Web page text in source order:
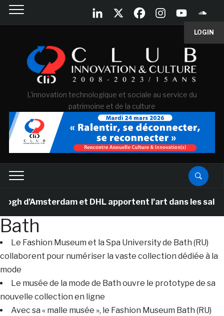
LOGIN
L'innovation technologique et sociale au service du
patrimoine et de la culture
d’Amsterdam et DHL apportent l’art dans les salles
Bath
Le Fashion Museum et la Spa University de Bath (RU)
collaborent pour numériser la vaste collection dédiée à la
mode
Le musée de la mode de Bath ouvre le prototype de sa
nouvelle collection en ligne
Avec sa « malle musée », le Fashion Museum Bath (RU)